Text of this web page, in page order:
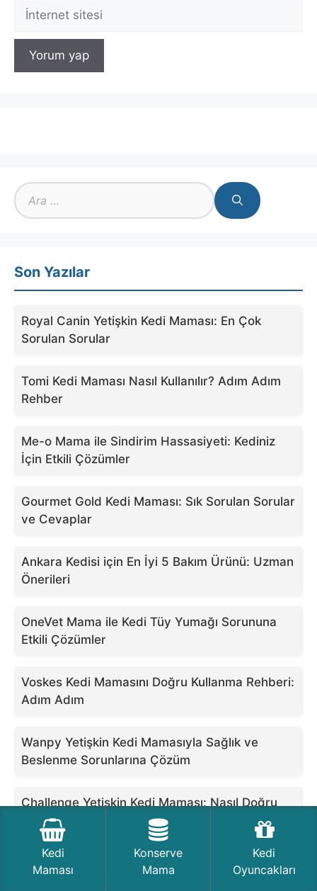
İnternet
sitesi
için
ara
Son Yazılar
Royal Canin Yetişkin Kedi Maması: En Çok
Sorulan Sorular
Tomi Kedi Maması Nasıl Kullanılır? Adım Adım
Rehber
Me-o Mama ile Sindirim Hassasiyeti: Kediniz
İçin Etkili Çözümler
Gourmet Gold Kedi Maması: Sık Sorulan Sorular
ve Cevaplar
Ankara Kedisi için En İyi 5 Bakım Ürünü: Uzman
Önerileri
OneVet Mama ile Kedi Tüy Yumağı Sorununa
Etkili Çözümler
Voskes Kedi Mamasını Doğru Kullanma Rehberi:
Adım Adım
Wanpy Yetişkin Kedi Mamasıyla Sağlık ve
Beslenme Sorunlarına Çözüm
Challenge Yetişkin Kedi Maması: Nasıl Doğru
Kullanılır?
Advance Kedi Maması Hakkında Sık Sorulan
Kedi
Maması
Konserve
Mama
Kedi
Oyuncakları